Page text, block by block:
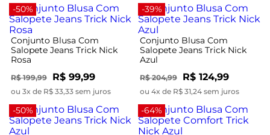
-50%
Conjunto Blusa Com
Salopete Jeans Trick Nick
Rosa
R$ 199,99 R$ 99,99
ou 3x de R$ 33,33 sem juros
-39%
Conjunto Blusa Com
Salopete Jeans Trick Nick
Azul
R$ 204,99 R$ 124,99
ou 4x de R$ 31,24 sem juros
-50% -64%